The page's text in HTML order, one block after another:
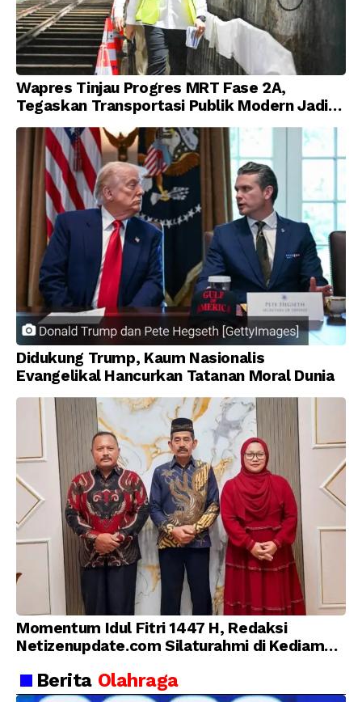
Wapres Tinjau Progres MRT Fase 2A,
Tegaskan Transportasi Publik Modern Jadi
Prioritas Nasional
Didukung Trump, Kaum Nasionalis
Evangelikal Hancurkan Tatanan Moral Dunia
Momentum Idul Fitri 1447 H, Redaksi
Netizenupdate.com Silaturahmi di Kediaman
Berita Olahraga